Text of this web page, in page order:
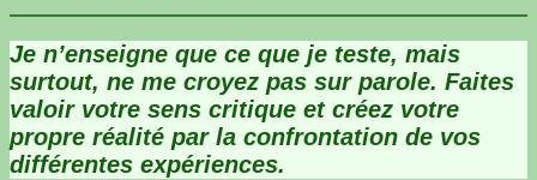
Je n’enseigne que ce que je teste, mais
surtout, ne me croyez pas sur parole. Faites
valoir votre sens critique et créez votre
propre réalité par la confrontation de vos
différentes expériences.